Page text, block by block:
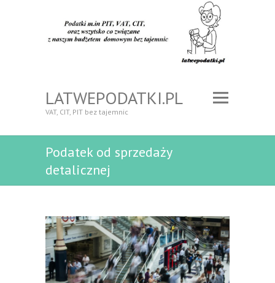
LATWEPODATKI.PL
VAT, CIT, PIT bez tajemnic
Podatek od sprzedaży
detalicznej